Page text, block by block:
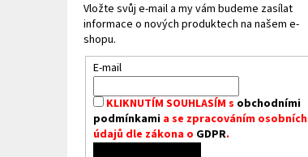
Vložte svůj e-mail a my vám budeme zasílat
informace o nových produktech na našem e-
shopu.
E-mail
KLIKNUTÍM SOUHLASÍM s obchodními
podmínkamia se zpracováním osobních
údajů dle zákona o GDPR.